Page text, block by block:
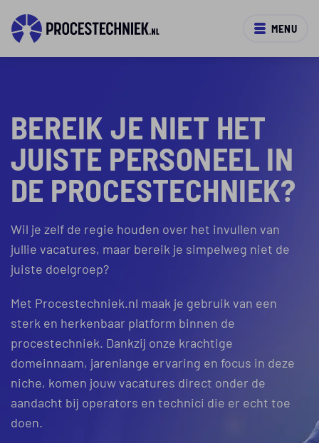
MENU
BEREIK JE NIET HET
JUISTE PERSONEEL IN
DE PROCESTECHNIEK?
Wil je zelf de regie houden over het invullen van
jullie vacatures, maar bereik je simpelweg niet de
juiste doelgroep?
Met Procestechniek.nl maak je gebruik van een
sterk en herkenbaar platform binnen de
procestechniek. Dankzij onze krachtige
domeinnaam, jarenlange ervaring en focus in deze
niche, komen jouw vacatures direct onder de
aandacht bij operators en technici die er echt toe
doen.